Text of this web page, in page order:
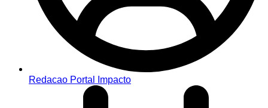
Redacao Portal Impacto